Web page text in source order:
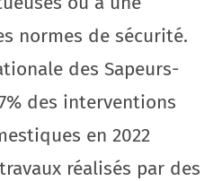
normes de sécurité.
des Sapeurs-
des interventions
en 2022
réalisés par des